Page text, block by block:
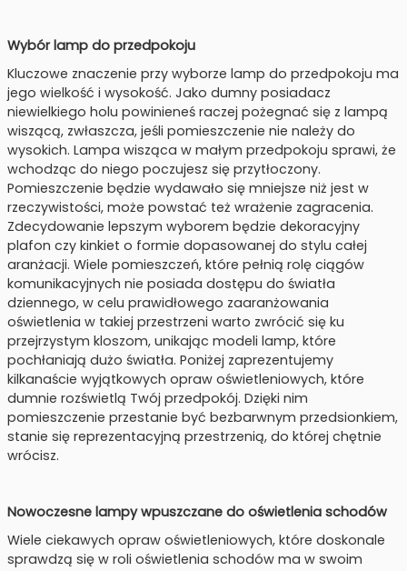
Wybór lamp do przedpokoju
Kluczowe znaczenie przy wyborze lamp do przedpokoju ma
jego wielkość i wysokość. Jako dumny posiadacz
niewielkiego holu powinieneś raczej pożegnać się z lampą
wiszącą, zwłaszcza, jeśli pomieszczenie nie należy do
wysokich. Lampa wisząca w małym przedpokoju sprawi, że
wchodząc do niego poczujesz się przytłoczony.
Pomieszczenie będzie wydawało się mniejsze niż jest w
rzeczywistości, może powstać też wrażenie zagracenia.
Zdecydowanie lepszym wyborem będzie dekoracyjny
plafon czy kinkiet o formie dopasowanej do stylu całej
aranżacji. Wiele pomieszczeń, które pełnią rolę ciągów
komunikacyjnych nie posiada dostępu do światła
dziennego, w celu prawidłowego zaaranżowania
oświetlenia w takiej przestrzeni warto zwrócić się ku
przejrzystym kloszom, unikając modeli lamp, które
pochłaniają dużo światła. Poniżej zaprezentujemy
kilkanaście wyjątkowych opraw oświetleniowych, które
dumnie rozświetlą Twój przedpokój. Dzięki nim
pomieszczenie przestanie być bezbarwnym przedsionkiem,
stanie się reprezentacyjną przestrzenią, do której chętnie
wrócisz.
Nowoczesne lampy wpuszczane do oświetlenia schodów
Wiele ciekawych opraw oświetleniowych, które doskonale
sprawdzą się w roli oświetlenia schodów ma w swoim